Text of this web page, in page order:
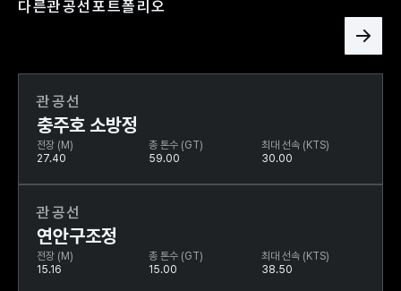
다른관공선포트폴리오
관공선
충주호 소방정
전장 (M)
27.40
총 톤수 (GT)
59.00
최대 선속 (KTS)
30.00
관공선
연안구조정
전장 (M)
15.16
총 톤수 (GT)
15.00
최대 선속 (KTS)
38.50